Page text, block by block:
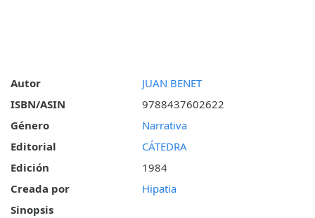
Autor
JUAN BENET
ISBN/ASIN
9788437602622
Género
Narrativa
Editorial
CÁTEDRA
Edición
1984
Creada por
Hipatia
Sinopsis